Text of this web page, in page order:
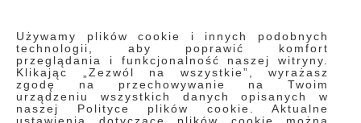
Używamy plików cookie i innych podobnych
technologii, aby poprawić komfort
przeglądania i funkcjonalność naszej witryny.
Klikając „Zezwól na wszystkie”, wyrażasz
zgodę na przechowywanie na Twoim
urządzeniu wszystkich danych opisanych w
naszej Polityce plików cookie. Aktualne
INFORMACJE
Regulamin
Polityka prywatności i pliki cookie